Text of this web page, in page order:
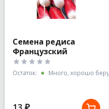
Семена редиса
Французский
Завтрак 2г белый
пакет
Остаток: Много, хорошо берут